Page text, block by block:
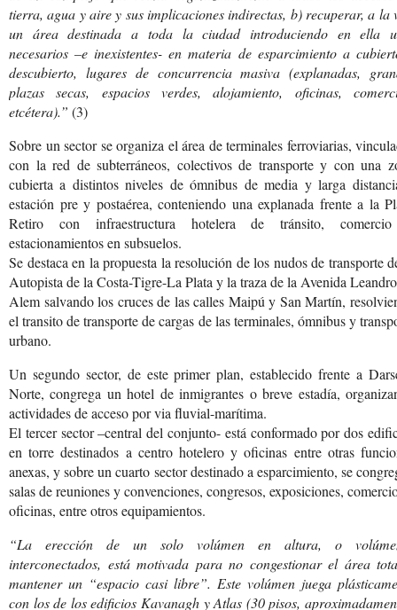
tierra, agua y aire y sus implicaciones indirectas, b) recuperar, a la
un área destinada a toda la ciudad introduciendo en ella
necesarios –e inexistentes- en materia de esparcimiento a
descubierto, lugares de concurrencia masiva (explanadas,
plazas secas, espacios verdes, alojamiento, oficinas,
etcétera).” (3)
Sobre un sector se organiza el área de terminales ferroviarias,
con la red de subterráneos, colectivos de transporte y con una
cubierta a distintos niveles de ómnibus de media y larga
estación pre y postaérea, conteniendo una explanada frente a la
Retiro con infraestructura hotelera de tránsito,
estacionamientos en subsuelos.
Se destaca en la propuesta la resolución de los nudos de transporte
Autopista de la Costa-Tigre-La Plata y la traza de la Avenida
Alem salvando los cruces de las calles Maipú y San Martín,
el transito de transporte de cargas de las terminales, ómnibus y
urbano.
Un segundo sector, de este primer plan, establecido frente a
Norte, congrega un hotel de inmigrantes o breve estadía,
actividades de acceso por via fluvial-marítima.
El tercer sector –central del conjunto- está conformado por dos
en torre destinados a centro hotelero y oficinas entre otras
anexas, y sobre un cuarto sector destinado a esparcimiento, se
salas de reuniones y convenciones, congresos, exposiciones,
oficinas, entre otros equipamientos.
“La erección de un solo volúmen en altura, o
interconectados, está motivada para no congestionar el área
mantener un “espacio casi libre”. Este volúmen juega
con los de los edificios Kavanagh y Atlas (30 pisos,